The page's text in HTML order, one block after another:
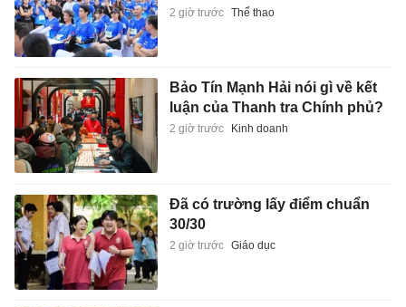
2 giờ trước Thể thao
Bảo Tín Mạnh Hải nói gì về kết
luận của Thanh tra Chính phủ?
2 giờ trước Kinh doanh
Đã có trường lấy điểm chuẩn
30/30
2 giờ trước Giáo dục